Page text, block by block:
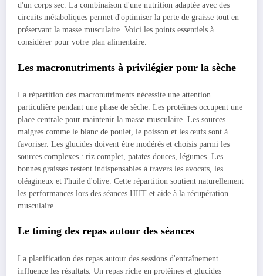
d'un corps sec. La combinaison d'une nutrition adaptée avec des
circuits métaboliques permet d'optimiser la perte de graisse tout en
préservant la masse musculaire. Voici les points essentiels à
considérer pour votre plan alimentaire.
Les macronutriments à privilégier pour la sèche
La répartition des macronutriments nécessite une attention
particulière pendant une phase de sèche. Les protéines occupent une
place centrale pour maintenir la masse musculaire. Les sources
maigres comme le blanc de poulet, le poisson et les œufs sont à
favoriser. Les glucides doivent être modérés et choisis parmi les
sources complexes : riz complet, patates douces, légumes. Les
bonnes graisses restent indispensables à travers les avocats, les
oléagineux et l'huile d'olive. Cette répartition soutient naturellement
les performances lors des séances HIIT et aide à la récupération
musculaire.
Le timing des repas autour des séances
La planification des repas autour des sessions d'entraînement
influence les résultats. Un repas riche en protéines et glucides